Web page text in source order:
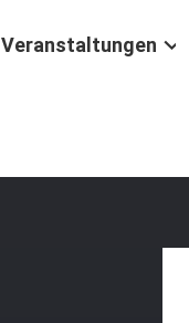
Veranstaltungen